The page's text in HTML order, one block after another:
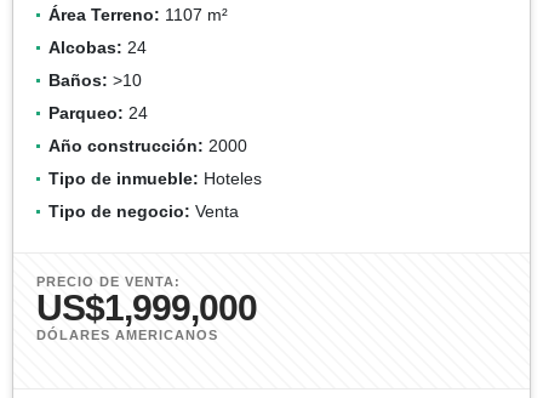
Área Terreno: 1107 m²
Alcobas: 24
Baños: >10
Parqueo: 24
Año construcción: 2000
Tipo de inmueble: Hoteles
Tipo de negocio: Venta
PRECIO DE VENTA:
US$1,999,000
DÓLARES AMERICANOS